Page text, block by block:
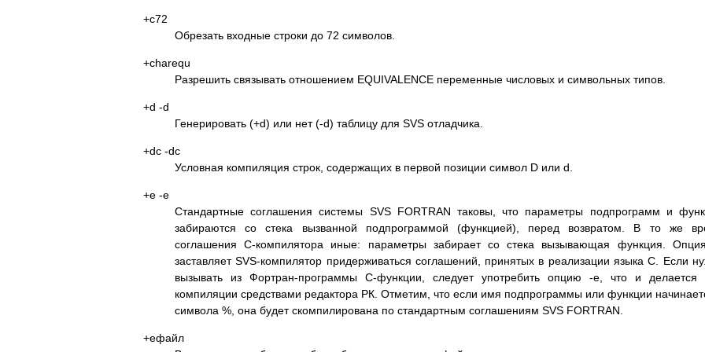
+c72
Обрезать входные строки до 72 символов.
+charequ
Разрешить связывать отношением EQUIVALENCE переменные числовых и символьных типов.
+d -d
Генерировать (+d) или нет (-d) таблицу для SVS отладчика.
+dc -dc
Условная компиляция строк, содержащих в первой позиции символ D или d.
+e -e
Стандартные соглашения системы SVS FORTRAN таковы, что параметры подпрограмм и
забираются со стека вызванной подпрограммой (функцией), перед возвратом. В то же
соглашения C-компилятора иные: параметры забирает со стека вызывающая функция.
заставляет SVS-компилятор придерживаться соглашений, принятых в реализации языка C. Если
вызывать из Фортран-программы C-функции, следует употребить опцию -e, что и делается
компиляции средствами редактора РК. Отметим, что если имя подпрограммы или функции
символа %, она будет скомпилирована по стандартным соглашениям SVS FORTRAN.
+eфайл